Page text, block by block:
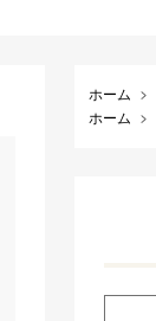
ホーム
ホーム